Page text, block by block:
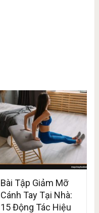
Bài Tập Giảm Mỡ
Cánh Tay Tại Nhà:
15 Động Tác Hiệu